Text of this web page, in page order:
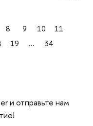
8 9 10
11
19 ... 34
и отправьте нам